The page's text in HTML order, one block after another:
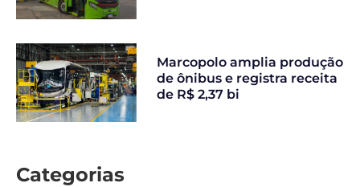
Marcopolo amplia produção
de ônibus e registra receita
de R$ 2,37 bi
Categorias